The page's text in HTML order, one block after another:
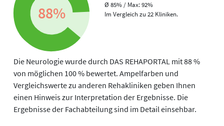
88%
Ø 85% / Max: 92%
Im Vergleich zu 22 Kliniken.
Die Neurologie wurde durch DAS REHAPORTAL mit 88 %
von möglichen 100 % bewertet. Ampelfarben und
Vergleichswerte zu anderen Rehakliniken geben Ihnen
einen Hinweis zur Interpretation der Ergebnisse. Die
Ergebnisse der Fachabteilung sind im Detail einsehbar.